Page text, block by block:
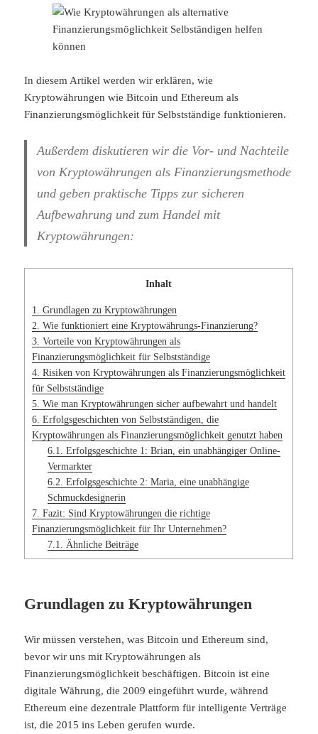
In diesem Artikel werden wir erklären, wie
Kryptowährungen wie Bitcoin und Ethereum als
Finanzierungsmöglichkeit für Selbstständige funktionieren.
Außerdem diskutieren wir die Vor- und Nachteile
von Kryptowährungen als Finanzierungsmethode
und geben praktische Tipps zur sicheren
Aufbewahrung und zum Handel mit
Kryptowährungen:
Inhalt
1.
Grundlagen zu Kryptowährungen
2. Wie funktioniert eine Kryptowährungs-Finanzierung?
3. Vorteile von Kryptowährungen als
Finanzierungsmöglichkeit für Selbstständige
4. Risiken von Kryptowährungen als Finanzierungsmöglichkeit
für Selbstständige
5. Wie man Kryptowährungen sicher aufbewahrt und handelt
6. Erfolgsgeschichten von Selbstständigen, die
Kryptowährungen als Finanzierungsmöglichkeit genutzt haben
6.1.
Erfolgsgeschichte 1: Brian, ein unabhängiger Online-
Vermarkter
6.2. Erfolgsgeschichte 2: Maria, eine unabhängige
Schmuckdesignerin
7. Fazit: Sind Kryptowährungen die richtige
Finanzierungsmöglichkeit für Ihr Unternehmen?
7.1.
Ähnliche Beiträge
Grundlagen zu Kryptowährungen
Wir müssen verstehen, was Bitcoin und Ethereum sind,
bevor wir uns mit Kryptowährungen als
Finanzierungsmöglichkeit beschäftigen. Bitcoin ist eine
digitale Währung, die 2009 eingeführt wurde, während
Ethereum eine dezentrale Plattform für intelligente Verträge
ist, die 2015 ins Leben gerufen wurde.